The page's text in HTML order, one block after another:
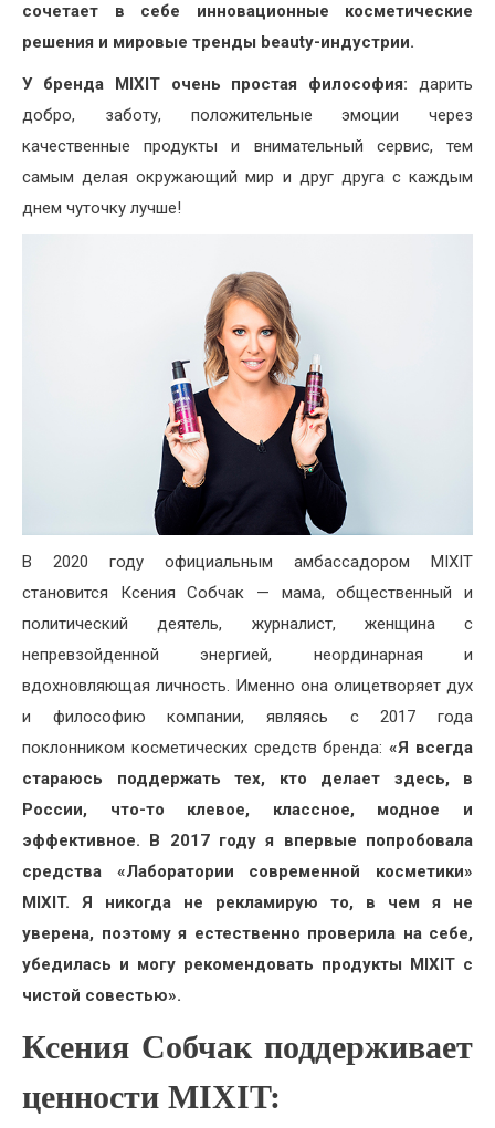
сочетает в себе инновационные косметические
решения и мировые тренды beauty-индустрии.
У бренда MIXIT очень простая философия: дарить
добро, заботу, положительные эмоции через
качественные продукты и внимательный сервис, тем
самым делая окружающий мир и друг друга с каждым
днем чуточку лучше!
В 2020 году официальным амбассадором MIXIT
становится Ксения Собчак — мама, общественный и
политический деятель, журналист, женщина с
непревзойденной энергией, неординарная и
вдохновляющая личность. Именно она олицетворяет дух
и философию компании, являясь с 2017 года
поклонником косметических средств бренда:«Я всегда
стараюсь поддержать тех, кто делает здесь, в
России, что-то клевое, классное, модное и
эффективное. В 2017 году я впервые попробовала
средства «Лаборатории современной косметики»
MIXIT. Я никогда не рекламирую то, в чем я не
уверена, поэтому я естественно проверила на себе,
убедилась и могу рекомендовать продукты MIXIT с
чистой совестью».
Ксения Собчак поддерживает
ценности MIXIT: